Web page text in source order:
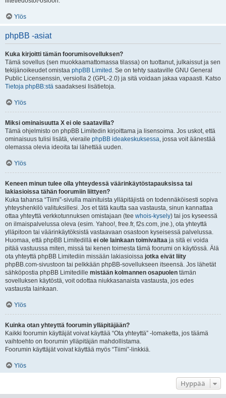
Ylös
phpBB -asiat
Kuka kirjoitti tämän foorumisovelluksen?
Tämä sovellus (sen muokkaamattomassa tilassa) on tuottanut, julkaissut ja sen
tekijänoikeudet omistaa phpBB Limited . Se on tehty saataville GNU General
Public Licensenssin, versiolla 2 (GPL-2.0) ja sitä voidaan jakaa vapaasti. Katso
Tietoja phpBB:stä saadaksesi lisätietoja.
Ylös
Miksi ominaisuutta X ei ole saatavilla?
Tämä ohjelmisto on phpBB Limitedin kirjoittama ja lisensoima. Jos uskot, että
ominaisuus tulisi lisätä, vieraile phpBB ideakeskuksessa, jossa voit äänestää
olemassa olevia ideoita tai lähettää uuden.
Ylös
Keneen minun tulee olla yhteydessä väärinkäytöstapauksissa tai
lakiasioissa tähän foorumiin liittyen?
Kuka tahansa “Tiimi”-sivulla mainituista ylläpitäjistä on todennäköisesti sopiva
yhteyshenkilö valituksillesi. Jos et tätä kautta saa vastausta, sinun kannattaa
ottaa yhteyttä verkkotunnuksen omistajaan (tee whois-kysely) tai jos kyseessä
on ilmaispalvelussa oleva (esim. Yahoo!, free.fr, f2s.com, jne.), ota yhteyttä
ylläpitoon tai väärinkäytöksistä vastaavaan osastoon kyseisessä palvelussa.
Huomaa, että phpBB Limitedillä ei ole lainkaan toimivaltaa ja sitä ei voida
pitää vastuussa miten, missä tai kenen toimesta tämä foorumi on käytössä. Älä
ota yhteyttä phpBB Limitediin missään lakiasioissa jotka eivät liity
phpBB.com-sivustoon tai pelkkään phpBB-sovellukseen itseensä. Jos lähetät
sähköpostia phpBB Limitedille mistään kolmannen osapuolen tämän
sovelluksen käytöstä, voit odottaa niukkasanaista vastausta, jos edes
vastausta lainkaan.
Ylös
Kuinka otan yhteyttä foorumin ylläpitäjään?
Kaikki foorumin käyttäjät voivat käyttää “Ota yhteyttä” -lomaketta, jos täämä
vaihtoehto on foorumin ylläpitäjän mahdollistama.
Foorumin käyttäjät voivat käyttää myös “Tiimi”-linkkiä.
Ylös
Hyppää